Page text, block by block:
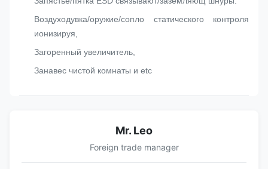
Воздуходувка/оружие/сопло статического контроля
ионизируя,
Загоренный увеличитель,
Занавес чистой комнаты и etc
Mr. Leo
Foreign trade manager